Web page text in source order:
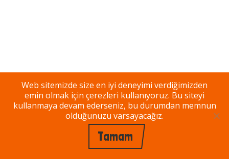
Web sitemizde size en iyi deneyimi verdiğimizden
emin olmak için çerezleri kullanıyoruz. Bu siteyi
kullanmaya devam ederseniz, bu durumdan memnun
olduğunuzu varsayacağız.
Tamam